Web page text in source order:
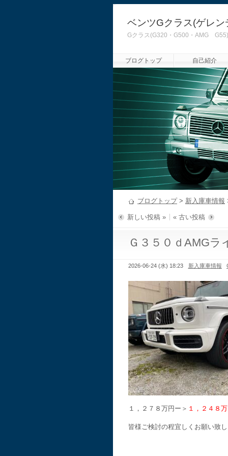
ベンツGクラス(ゲレ
Gクラス(G320・G500・AMG
ブログトップ 自己紹介
ブログトップ> 新入庫車情報
新しい投稿 » « 古い投稿
Ｇ３５０ｄAMGラ
2026-06-24 (水) 18:23 新入庫車情報
１，２７８万円ー＞ １，２４８
皆様ご検討の程宜しくお願い致